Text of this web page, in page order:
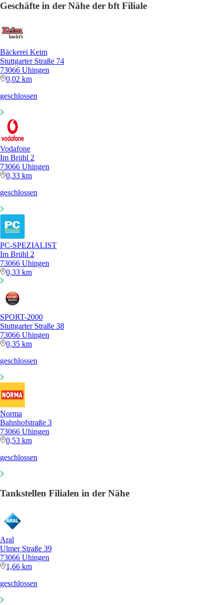
Geschäfte in der Nähe der bft Filiale
Bäckerei Keim
Stuttgarter Straße 74
73066 Uhingen
0,02 km
geschlossen
Vodafone
Im Brühl 2
73066 Uhingen
0,33 km
geschlossen
PC-SPEZIALIST
Im Brühl 2
73066 Uhingen
0,33 km
SPORT-2000
Stuttgarter Straße 38
73066 Uhingen
0,35 km
geschlossen
Norma
Bahnhofstraße 3
73066 Uhingen
0,53 km
geschlossen
Tankstellen Filialen in der Nähe
Aral
Ulmer Straße 39
73066 Uhingen
1,66 km
geschlossen